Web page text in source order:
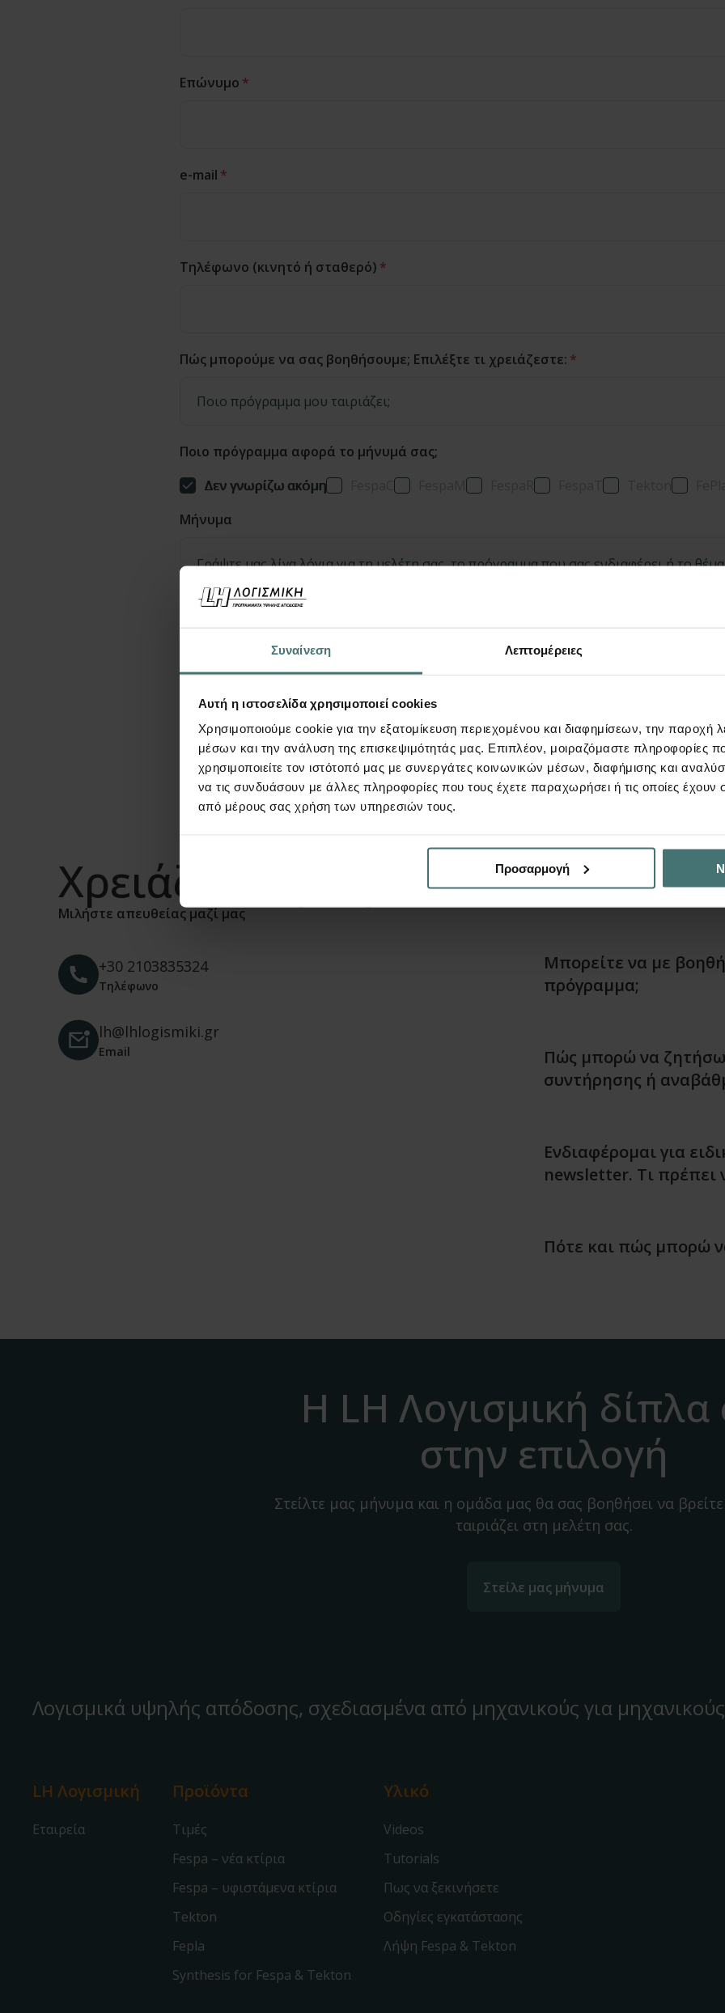
Συναίνεση Λεπτομέρειες
Αυτή η ιστοσελίδα χρησιμοποιεί cookies
Χρησιμοποιούμε cookie για την εξατομίκευση περιεχομένου και διαφημίσεων, την παροχή
μέσων και την ανάλυση της επισκεψιμότητάς μας. Επιπλέον, μοιραζόμαστε πληροφορίες
χρησιμοποιείτε τον ιστότοπό μας με συνεργάτες κοινωνικών μέσων, διαφήμισης και
να τις συνδυάσουν με άλλες πληροφορίες που τους έχετε παραχωρήσει ή τις οποίες έχουν
από μέρους σας χρήση των υπηρεσιών τους.
Προσαρμογή
Επώνυμο *
e-mail *
Τηλέφωνο (κινητό ή σταθερό) *
Πώς μπορούμε να σας βοηθήσουμε; Επιλέξτε τι χρειάζεστε: *
Ποιο πρόγραμμα αφορά το μήνυμά σας;
Δεν γνωρίζω ακόμη
Μήνυμα
Αποστολή
Επιθυμώ να λαμβάνω ενημερώσεις και νέα της LH Λογισμική
Χρειάζεστε βοήθεια;
Μιλήστε απευθείας μαζί μας
+30 2103835324
Τηλέφωνο
lh@lhlogismiki.gr
Email
Πώς μπορώ να
Μπορείτε να με
πρόγραμμα;
Πώς μπορώ να
συντήρησης ή
Ενδιαφέρομαι για
newsletter. Τι πρέπει
Πότε και πώς μπορώ
Η LH Λογισμική δίπλα
στην επιλογή
Στείλτε μας μήνυμα και η ομάδα μας θα σας βοηθήσει να
ταιριάζει στη μελέτη σας.
Στείλε μας μήνυμα
Λογισμικά υψηλής απόδοσης, σχεδιασμένα από μηχανικούς για
LH Λογισμική
Εταιρεία
Προϊόντα
Τιμές
Fespa – νέα κτίρια
Fespa – υφιστάμενα κτίρια
Tekton
Fepla
Synthesis for Fespa & Tekton
Υλικό
Videos
Tutorials
Πως να ξεκινήσετε
Οδηγίες εγκατάστασης
Λήψη Fespa & Tekton